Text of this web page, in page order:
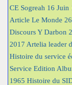
CE Sogreah 16 Juin
Article Le Monde
Discours Y Darbon
2017 Artelia leader
Histoire du service
Service Edition
1965 Histoire du